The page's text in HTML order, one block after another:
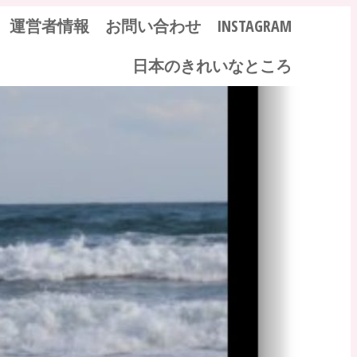
運営者情報 お問い合わせ
INSTAGRAM
日本のきれいなところ